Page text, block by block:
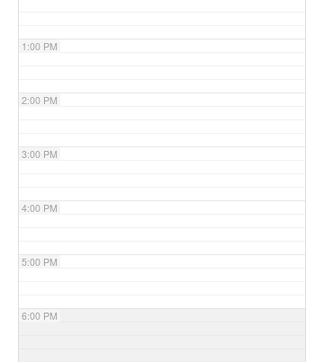
1:00 PM
2:00 PM
3:00 PM
4:00 PM
5:00 PM
6:00 PM